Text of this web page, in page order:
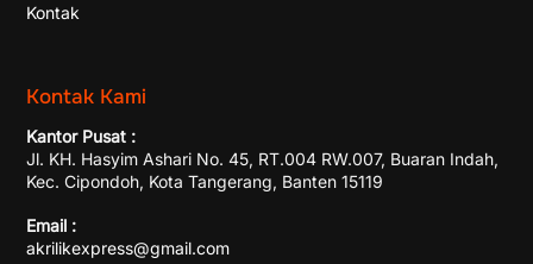
Kontak
Kontak Kami
Kantor Pusat :
Jl. KH. Hasyim Ashari No. 45, RT.004 RW.007, Buaran Indah,
Kec. Cipondoh, Kota Tangerang, Banten 15119
Email :
akrilikexpress@gmail.com